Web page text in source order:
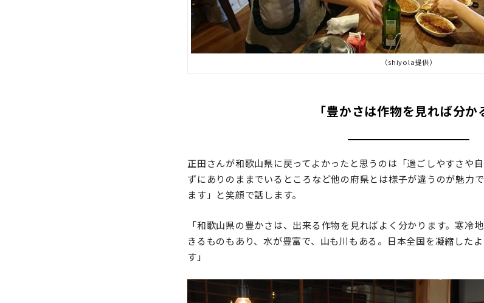
（shiyola提供）
「豊かさは作物を見れば分か
正田さんが和歌山県に戻ってよかったと思うのは「過ごしやすさや
ずにありのままでいるところなど他の府県とは様子が違うのが魅力
ます」と笑顔で話します。
「和歌山県の豊かさは、出来る作物を見ればよく分かります。寒冷
きるものもあり、水が豊富で、山も川もある。日本全国を凝縮した
す」